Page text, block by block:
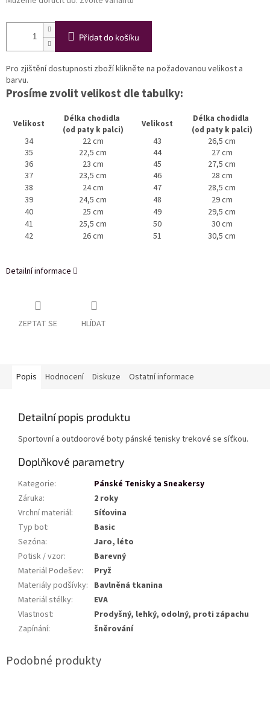
Přidat do košíku
Pro zjištění dostupnosti zboží klikněte na požadovanou velikost a
barvu.
Prosíme zvolit velikost dle tabulky:
Velikost
Délka chodidla
(od paty k palci)
Velikost
Délka chodidla
(od paty k palci)
34 22 cm 43
26,5 cm
35
22,5 cm 44
27 cm
36
23 cm 45
27,5 cm
37
23,5 cm 46
28 cm
38
24 cm 47
28,5 cm
39
24,5 cm 48
29 cm
40
25 cm 49
29,5 cm
41
25,5 cm 50
30 cm
42
26 cm 51 30,5 cm
Detailní informace
ZEPTAT SE HLÍDAT
Popis Hodnocení Diskuze Ostatní informace
Detailní popis produktu
Sportovní a outdoorové boty pánské tenisky trekové se síťkou.
Doplňkové parametry
Kategorie:
Pánské Tenisky a Sneakersy
Záruka:
2 roky
Vrchní materiál:
Síťovina
Typ bot:
Basic
Sezóna:
Jaro, léto
Potisk / vzor:
Barevný
Materiál Podešev:
Pryž
Materiály podšívky: Bavlněná tkanina
Materiál stélky:
EVA
Vlastnost:
Prodyšný, lehký, odolný, proti zápachu
Zapínání: šněrování